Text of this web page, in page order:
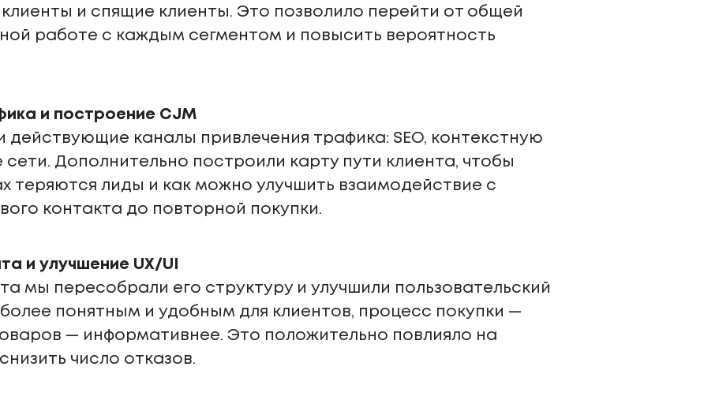
и спящие клиенты. Это позволило перейти от общей
работе с каждым сегментом и повысить вероятность
и построение CJM
каналы привлечения трафика: SEO, контекстную
Дополнительно построили карту пути клиента, чтобы
теряются лиды и как можно улучшить взаимодействие с
контакта до повторной покупки.
и улучшение UX/UI
мы пересобрали его структуру и улучшили пользовательский
понятным и удобным для клиентов, процесс покупки —
— информативнее. Это положительно повлияло на
число отказов.